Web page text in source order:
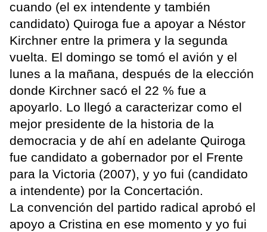
cuando (el ex intendente y también
candidato) Quiroga fue a apoyar a Néstor
Kirchner entre la primera y la segunda
vuelta. El domingo se tomó el avión y el
lunes a la mañana, después de la elección
donde Kirchner sacó el 22 % fue a
apoyarlo. Lo llegó a caracterizar como el
mejor presidente de la historia de la
democracia y de ahí en adelante Quiroga
fue candidato a gobernador por el Frente
para la Victoria (2007), y yo fui (candidato
a intendente) por la Concertación.
La convención del partido radical aprobó el
apoyo a Cristina en ese momento y yo fui